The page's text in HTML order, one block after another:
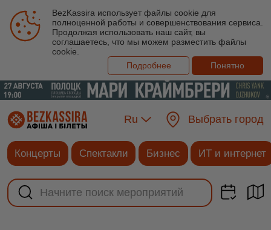
BezKassira использует файлы cookie для
полноценной работы и совершенствования сервиса.
Продолжая использовать наш сайт, вы
соглашаетесь, что мы можем разместить файлы
cookie.
Подробнее
Понятно
Ru Выбрать город
Концерты Спектакли Бизнес ИТ и интернет